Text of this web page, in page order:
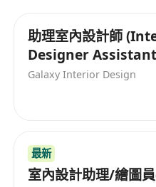
助理室內設計師
Designer
Galaxy Interior Design
最新
室內設計助理/繪圖